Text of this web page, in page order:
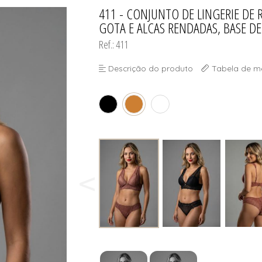
TODOS DE DIVINA SUN -
TODOS DE
411 - CONJUNTO DE LINGERIE DE
GOTA E ALCAS RENDADAS, BASE
Ref.: 411
Descrição do produto Tabela de